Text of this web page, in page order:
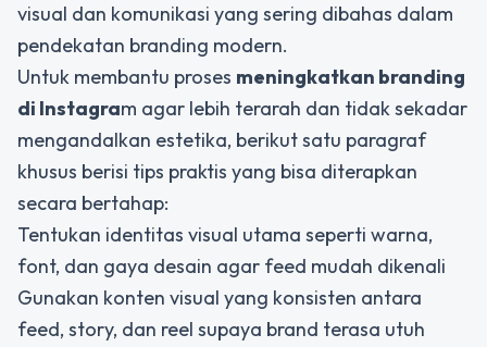
visual dan komunikasi yang sering dibahas dalam
pendekatan branding modern.
Untuk membantu proses meningkatkan branding
di Instagram agar lebih terarah dan tidak sekadar
mengandalkan estetika, berikut satu paragraf
khusus berisi tips praktis yang bisa diterapkan
secara bertahap:
Tentukan identitas visual utama seperti warna,
font, dan gaya desain agar feed mudah dikenali
Gunakan konten visual yang konsisten antara
feed, story, dan reel supaya brand terasa utuh